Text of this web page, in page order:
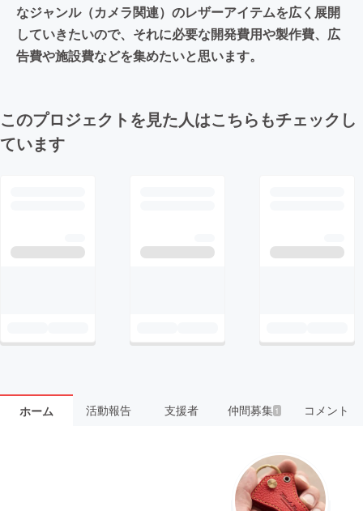
なジャンル（カメラ関連）のレザーアイテムを広く展開
していきたいので、それに必要な開発費用や製作費、広
告費や施設費などを集めたいと思います。
このプロジェクトを見た人はこちらもチェックし
ています
ホーム 活動報告 支援者 仲間募集 1 コメント